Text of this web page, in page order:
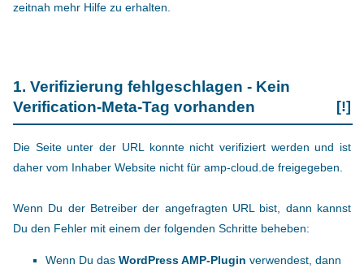
zeitnah mehr Hilfe zu erhalten.
1. Verifizierung fehlgeschlagen - Kein
Verification-Meta-Tag vorhanden
[!]
Die Seite unter der URL konnte nicht verifiziert werden und ist
daher vom Inhaber Website nicht für amp-cloud.de freigegeben.
Wenn Du der Betreiber der angefragten URL bist, dann kannst
Du den Fehler mit einem der folgenden Schritte beheben:
Wenn Du das WordPress AMP-Plugin verwendest, dann